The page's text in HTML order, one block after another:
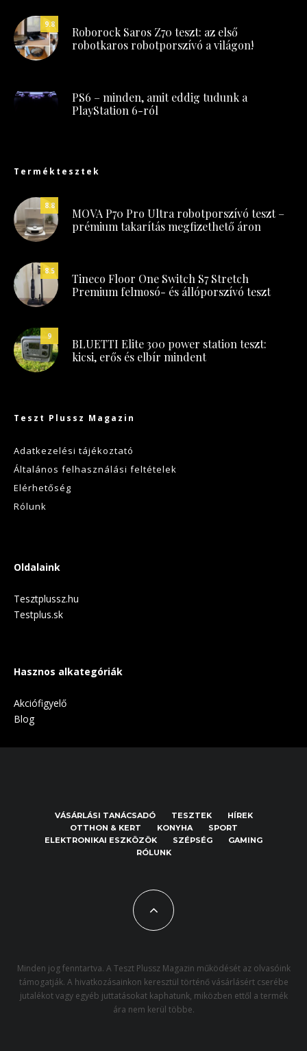
9.8
Roborock Saros Z70 teszt: az első
robotkaros robotporszívó a világon!
PS6 – minden, amit eddig tudunk a
PlayStation 6-ról
Terméktesztek
8.8
MOVA P70 Pro Ultra robotporszívó teszt –
prémium takarítás megfizethető áron
8.5
Tineco Floor One Switch S7 Stretch
Premium felmosó- és állóporszívó teszt
9
BLUETTI Elite 300 power station teszt:
kicsi, erős és elbír mindent
Teszt Plussz Magazin
Adatkezelési tájékoztató
Általános felhasználási feltételek
Elérhetőség
Rólunk
Oldalaink
Tesztplussz.hu
Testplus.sk
Hasznos alkategóriák
Akciófigyelő
Blog
VÁSÁRLÁSI TANÁCSADÓ TESZTEK
HÍREK
OTTHON & KERT
KONYHA
SPORT
ELEKTRONIKAI ESZKÖZÖK
SZÉPSÉG
GAMING
RÓLUNK
Minden jog fenntartva. A Teszt Plussz Magazin működését az olvasóink
támogatják. A hivatkozásainkon keresztül történő vásárlásért cserébe
jutalékot vagy egyéb juttatásokat kaphatunk, miközben ettől a termék
ára nem kerül többe.